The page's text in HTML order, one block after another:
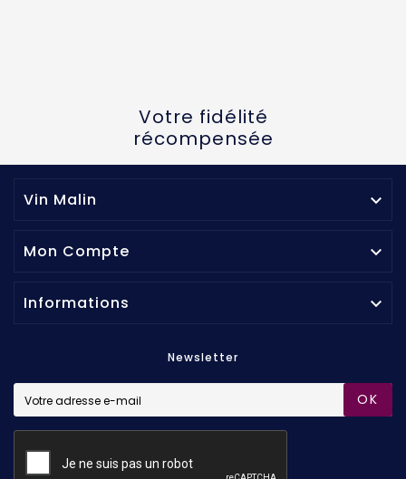
Votre fidélité
récompensée
Vin Malin 
Mon Compte 
Informations 
Newsletter
OK